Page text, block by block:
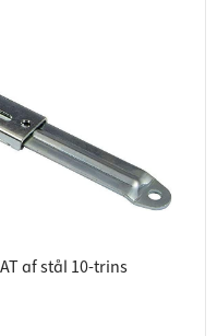
af stål 10-trins